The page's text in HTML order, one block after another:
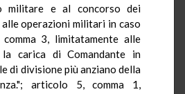
militare e al concorso dei
operazioni militari in caso
comma 3, limitatamente alle
la carica di Comandante in
di divisione più anziano della
articolo 5, comma 1,